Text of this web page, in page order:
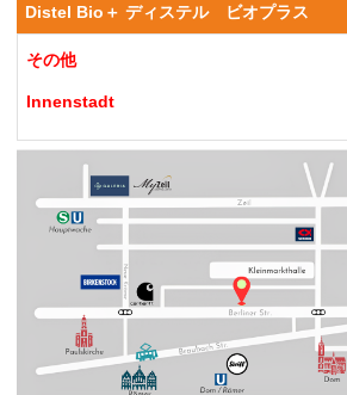
Distel Bio＋ ディステル ビオプラス
その他
Innenstadt